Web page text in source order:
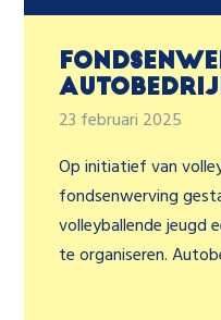
23 februari 2025
Op initiatief van
fondsenwerving
volleyballende jeugd
te organiseren.